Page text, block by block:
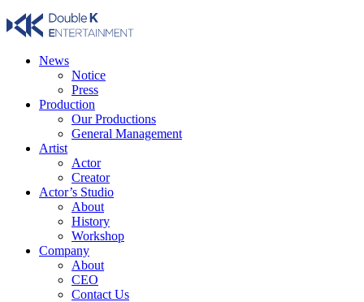
Skip
to
News
Notice
Press
Production
Our Productions
General Management
Artist
Actor
Creator
Actor’s Studio
About
History
Workshop
Company
About
CEO
Contact Us